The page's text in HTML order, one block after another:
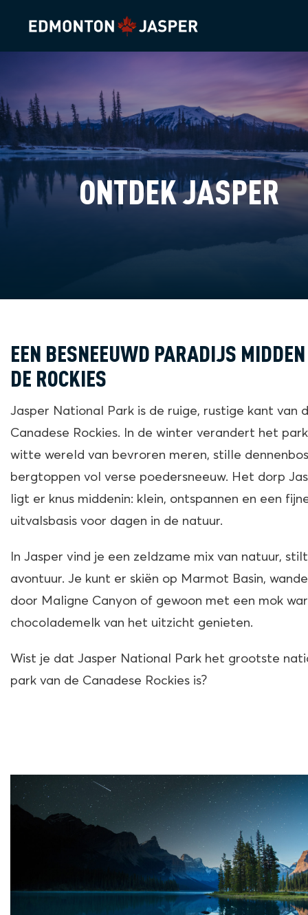
ONTDEK JASPER
EEN BESNEEUWD PARADIJS
DE ROCKIES
Jasper National Park is de ruige, rustige kant van
Canadese Rockies. In de winter verandert het
witte wereld van bevroren meren, stille
bergtoppen vol verse poedersneeuw. Het dorp
ligt er knus middenin: klein, ontspannen en een
uitvalsbasis voor dagen in de natuur.
In Jasper vind je een zeldzame mix van natuur,
avontuur. Je kunt er skiën op Marmot Basin,
door Maligne Canyon of gewoon met een mok
chocolademelk van het uitzicht genieten.
Wist je dat Jasper National Park het grootste
park van de Canadese Rockies is?